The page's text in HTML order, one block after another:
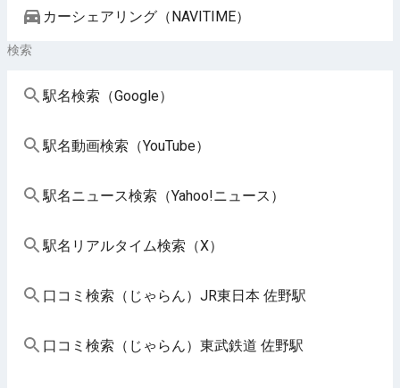
カーシェアリング（NAVITIME）
検索
駅名検索（Google）
駅名動画検索（YouTube）
駅名ニュース検索（Yahoo!ニュース）
駅名リアルタイム検索（X）
口コミ検索（じゃらん）JR東日本 佐野駅
口コミ検索（じゃらん）東武鉄道 佐野駅